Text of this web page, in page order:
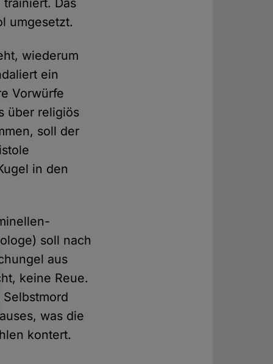
Das
umgesetzt.
wiederum
ein
Vorwürfe
über religiös
soll der
in den
soll nach
aus
keine Reue.
was die
kontert.